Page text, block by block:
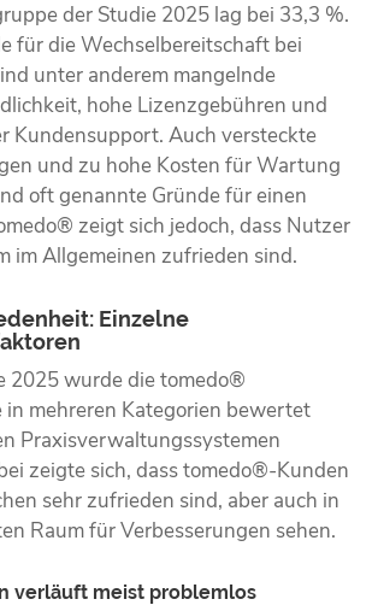
der Studie 2025 lag bei 33,3 %.
für die Wechselbereitschaft bei
unter anderem mangelnde
hohe Lizenzgebühren und
Kundensupport. Auch versteckte
und zu hohe Kosten für Wartung
oft genannte Gründe für einen
zeigt sich jedoch, dass Nutzer
im Allgemeinen zufrieden sind.
Einzelne
2025 wurde die tomedo®
in mehreren Kategorien bewertet
Praxisverwaltungssystemen
zeigte sich, dass tomedo®-Kunden
sehr zufrieden sind, aber auch in
Raum für Verbesserungen sehen.
verläuft meist problemlos